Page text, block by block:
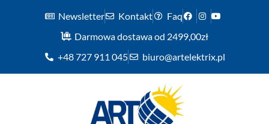
Newsletter Kontakt
Faq
Darmowa dostawa od 2499,00zł
+48 727 911 045
biuro@artelektrix.pl